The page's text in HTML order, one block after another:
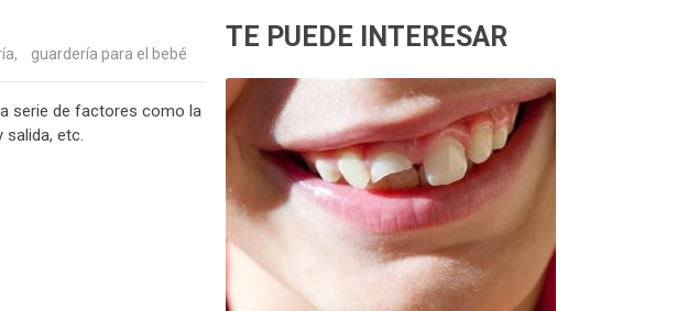
, guardería para el bebé
serie de factores como la
salida, etc.
TE PUEDE INTERESAR